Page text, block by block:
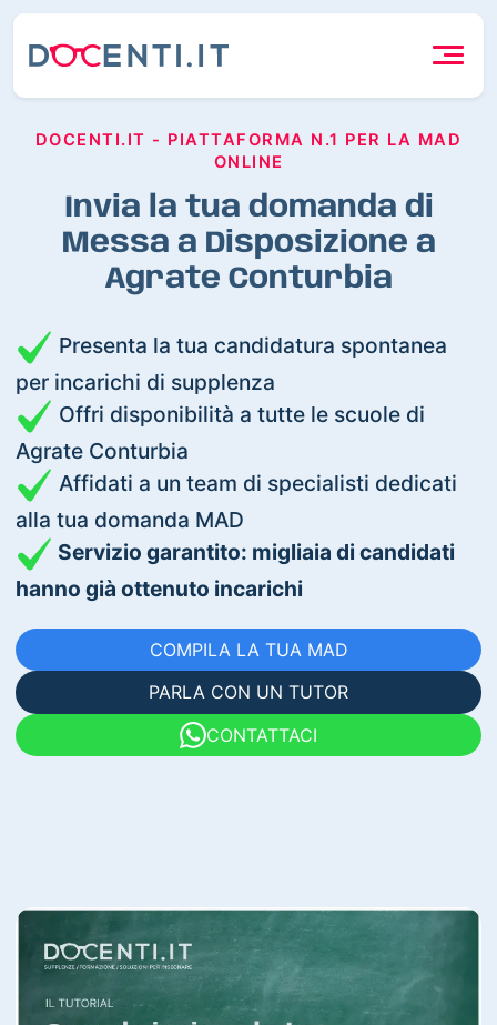
DOCENTI.IT - PIATTAFORMA N.1 PER LA MAD
ONLINE
Invia la tua domanda di
Messa a Disposizione a
Agrate Conturbia
Presenta la tua candidatura spontanea
per incarichi di supplenza
Offri disponibilità a tutte le scuole di
Agrate Conturbia
Affidati a un team di specialisti dedicati
alla tua domanda MAD
Servizio garantito: migliaia di candidati
hanno già ottenuto incarichi
COMPILA LA TUA MAD
PARLA CON UN TUTOR
CONTATTACI